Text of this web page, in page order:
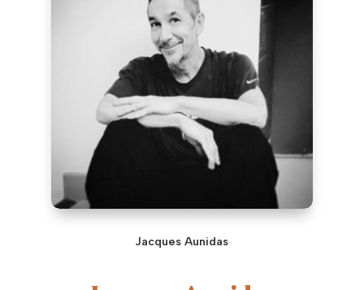
Jacques Aunidas